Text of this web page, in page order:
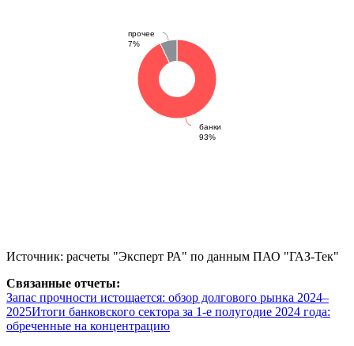
банки
93%
прочее
7%
Источник: расчеты "Эксперт РА" по данным ПАО "ГАЗ-Тек"
Связанные отчеты:
Запас прочности истощается: обзор долгового рынка 2024–
2025Итоги банковского сектора за 1-е полугодие 2024 года:
обреченные на концентрацию